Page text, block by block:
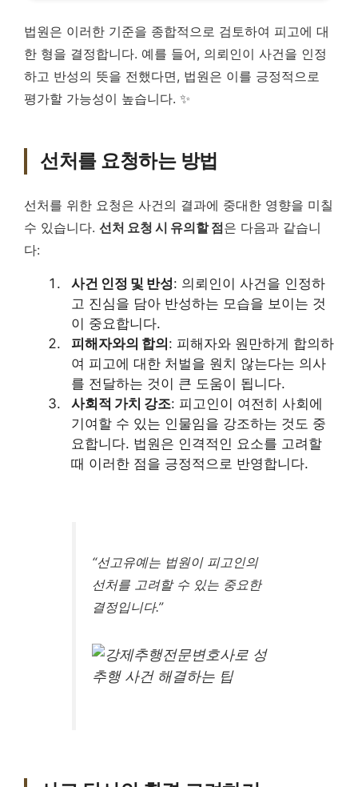
법원은 이러한 기준을 종합적으로 검토하여 피고에 대
한 형을 결정합니다. 예를 들어, 의뢰인이 사건을 인정
하고 반성의 뜻을 전했다면, 법원은 이를 긍정적으로
평가할 가능성이 높습니다. ✨
선처를 요청하는 방법
선처를 위한 요청은 사건의 결과에 중대한 영향을 미칠
수 있습니다. 선처 요청 시 유의할 점은 다음과 같습니
다:
사건 인정 및 반성: 의뢰인이 사건을 인정하
고 진심을 담아 반성하는 모습을 보이는 것
이 중요합니다.
피해자와의 합의: 피해자와 원만하게 합의하
여 피고에 대한 처벌을 원치 않는다는 의사
를 전달하는 것이 큰 도움이 됩니다.
사회적 가치 강조: 피고인이 여전히 사회에
기여할 수 있는 인물임을 강조하는 것도 중
요합니다. 법원은 인격적인 요소를 고려할
때 이러한 점을 긍정적으로 반영합니다.
“선고유예는 법원이 피고인의
선처를 고려할 수 있는 중요한
결정입니다.”